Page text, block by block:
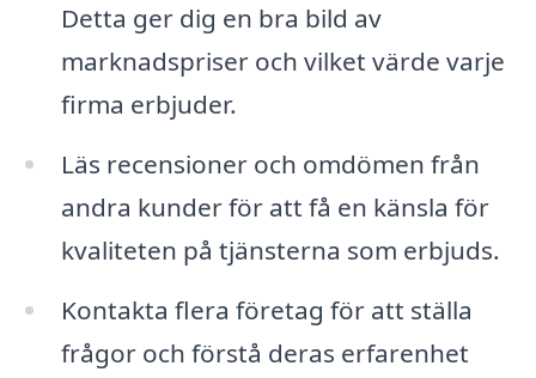
Detta ger dig en bra bild av
marknadspriser och vilket värde varje
firma erbjuder.
Läs recensioner och omdömen från
andra kunder för att få en känsla för
kvaliteten på tjänsterna som erbjuds.
Kontakta flera företag för att ställa
frågor och förstå deras erfarenhet